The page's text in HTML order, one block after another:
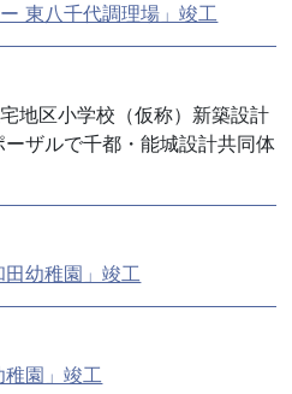
東八千代調理場」竣工
地区小学校（仮称）新築設計
ザルで千都・能城設計共同体
田幼稚園」竣工
稚園」竣工